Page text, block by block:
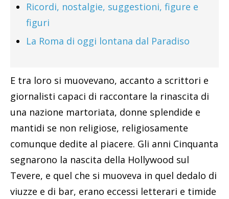
Ricordi, nostalgie, suggestioni, figure e
figuri
La Roma di oggi lontana dal Paradiso
E tra loro si muovevano, accanto a scrittori e
giornalisti capaci di raccontare la rinascita di
una nazione martoriata, donne splendide e
mantidi se non religiose, religiosamente
comunque dedite al piacere. Gli anni Cinquanta
segnarono la nascita della Hollywood sul
Tevere, e quel che si muoveva in quel dedalo di
viuzze e di bar, erano eccessi letterari e timide